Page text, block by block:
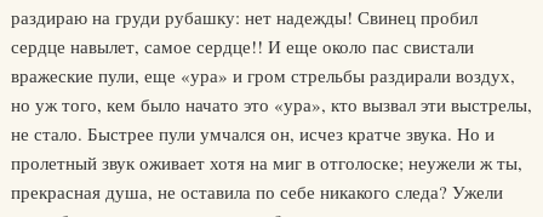
раздираю на груди рубашку: нет надежды! Свинец пробил
сердце навылет, самое сердце!! И еще около пас свистали
вражеские пули, еще «ура» и гром стрельбы раздирали воздух,
но уж того, кем было начато это «ура», кто вызвал эти выстрелы,
не стало. Быстрее пули умчался он, исчез кратче звука. Но и
пролетный звук оживает хотя на миг в отголоске; неужели ж ты,
прекрасная душа, не оставила по себе никакого следа? Ужели